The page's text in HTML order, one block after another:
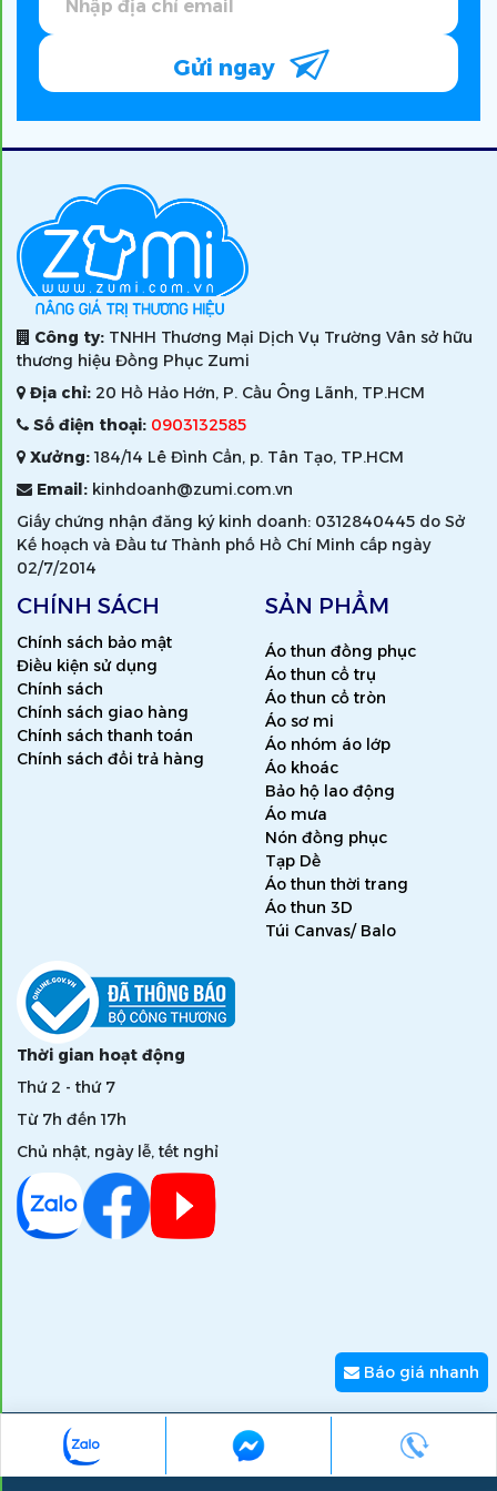
Gửi ngay
Công ty: TNHH Thương Mại Dịch Vụ Trường Vân sở hữu
thương hiệu Đồng Phục Zumi
Địa chỉ: 20 Hồ Hảo Hớn, P. Cầu Ông Lãnh, TP.HCM
Số điện thoại: 0903132585
Xưởng:184/14 Lê Đình Cẩn, p. Tân Tạo, TP.HCM
Email: kinhdoanh@zumi.com.vn
Giấy chứng nhận đăng ký kinh doanh: 0312840445 do Sở
Kế hoạch và Đầu tư Thành phố Hồ Chí Minh cấp ngày
02/7/2014
CHÍNH SÁCH
Chính sách bảo mật
Điều kiện sử dụng
Chính sách
Chính sách giao hàng
Chính sách thanh toán
Chính sách đổi trả hàng
SẢN PHẨM
Áo thun đồng phục
Áo thun cổ trụ
Áo thun cổ tròn
Áo sơ mi
Áo nhóm áo lớp
Áo khoác
Bảo hộ lao động
Áo mưa
Nón đồng phục
Tạp Dề
Áo thun thời trang
Áo thun 3D
Túi Canvas/ Balo
Thời gian hoạt động
Thứ 2 - thứ 7
Từ 7h đến 17h
Chủ nhật, ngày lễ, tết nghỉ
Copyright © 2026 zumi.com.vn - Giải pháp nâng tầm giá trị
thương hiệu
Báo giá nhanh